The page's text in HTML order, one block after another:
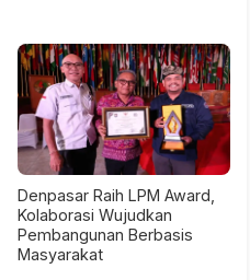
Denpasar Raih LPM Award,
Kolaborasi Wujudkan
Pembangunan Berbasis
Masyarakat